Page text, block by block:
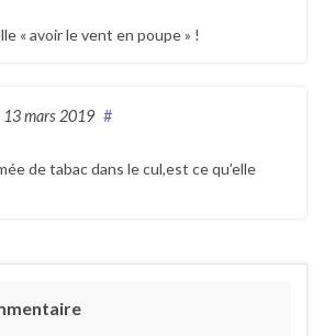
« avoir le vent en poupe » !
13 mars 2019 #
de tabac dans le cul,est ce qu’elle